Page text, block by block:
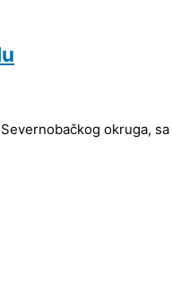
okruga,